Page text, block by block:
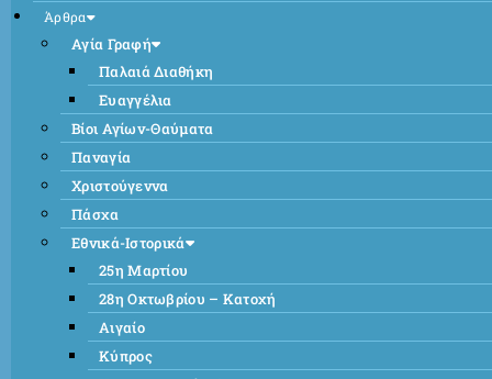
Άρθρα
Αγία Γραφή
Παλαιά Διαθήκη
Ευαγγέλια
Βίοι Αγίων-Θαύματα
Παναγία
Χριστούγεννα
Πάσχα
Εθνικά-Ιστορικά
25η Μαρτίου
28η Οκτωβρίου – Κατοχή
Αιγαίο
Κύπρος